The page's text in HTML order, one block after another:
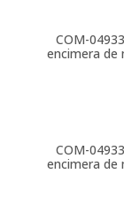
COM-
encimera de
COM-
encimera de